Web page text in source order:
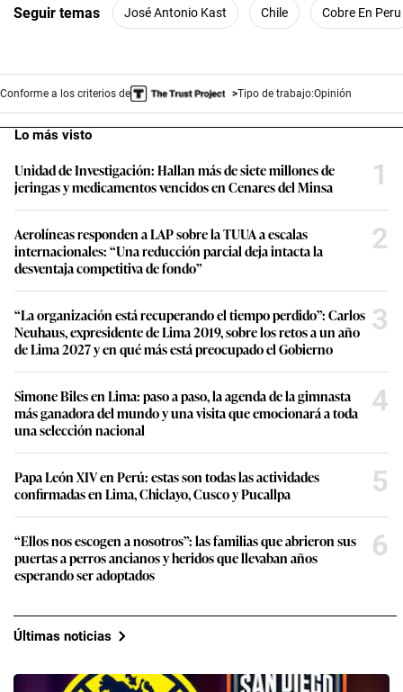
Seguir temas José Antonio Kast Chile Cobre En Peru
Conforme a los criterios de Tipo de trabajo:Opinión
Lo más visto
Unidad de Investigación: Hallan más de siete millones de
jeringas y medicamentos vencidos en Cenares del Minsa
1
Aerolíneas responden a LAP sobre la TUUA a escalas
internacionales: “Una reducción parcial deja intacta la
desventaja competitiva de fondo”
2
“La organización está recuperando el tiempo perdido”: Carlos
Neuhaus, expresidente de Lima 2019, sobre los retos a un año
de Lima 2027 y en qué más está preocupado el Gobierno
3
Simone Biles en Lima: paso a paso, la agenda de la gimnasta
más ganadora del mundo y una visita que emocionará a toda
una selección nacional
4
Papa León XIV en Perú: estas son todas las actividades
confirmadas en Lima, Chiclayo, Cusco y Pucallpa
5
“Ellos nos escogen a nosotros”: las familias que abrieron sus
puertas a perros ancianos y heridos que llevaban años
esperando ser adoptados
6
Últimas noticias